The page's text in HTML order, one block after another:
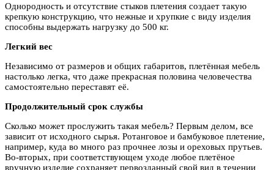
Однородность и отсутствие стыков плетения создает такую
крепкую конструкцию, что нежные и хрупкие с виду изделия
способны выдержать нагрузку до 500 кг.
Легкий вес
Независимо от размеров и общих габаритов, плетённая мебель
настолько легка, что даже прекрасная половина человечества
самостоятельно переставят её.
Продолжительный срок службы
Сколько может прослужить такая мебель? Первым делом, все
зависит от исходного сырья. Ротанговое и бамбуковое плетение,
например, куда во много раз прочнее лозы и ореховых прутьев.
Во-вторых, при соответствующем уходе любое плетёное
вручную изделие сохраняет первозданный свой вид в течении